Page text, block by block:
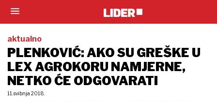
aktualno
PLENKOVIĆ: AKO SU GREŠKE U
LEX AGROKORU NAMJERNE,
NETKO ĆE ODGOVARATI
11. svibnja 2018.